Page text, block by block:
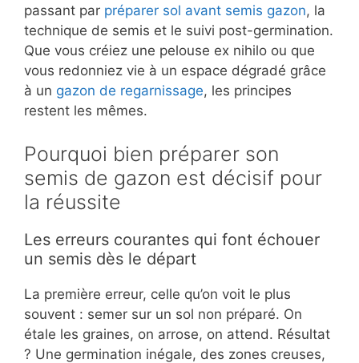
passant par préparer sol avant semis gazon, la
technique de semis et le suivi post-germination.
Que vous créiez une pelouse ex nihilo ou que
vous redonniez vie à un espace dégradé grâce
à un gazon de regarnissage, les principes
restent les mêmes.
Pourquoi bien préparer son
semis de gazon est décisif pour
la réussite
Les erreurs courantes qui font échouer
un semis dès le départ
La première erreur, celle qu’on voit le plus
souvent : semer sur un sol non préparé. On
étale les graines, on arrose, on attend. Résultat
? Une germination inégale, des zones creuses,